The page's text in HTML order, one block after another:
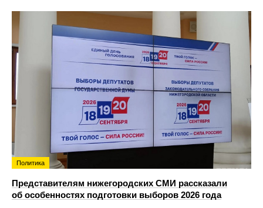
Политика
Представителям нижегородских СМИ рассказали
об особенностях подготовки выборов 2026 года